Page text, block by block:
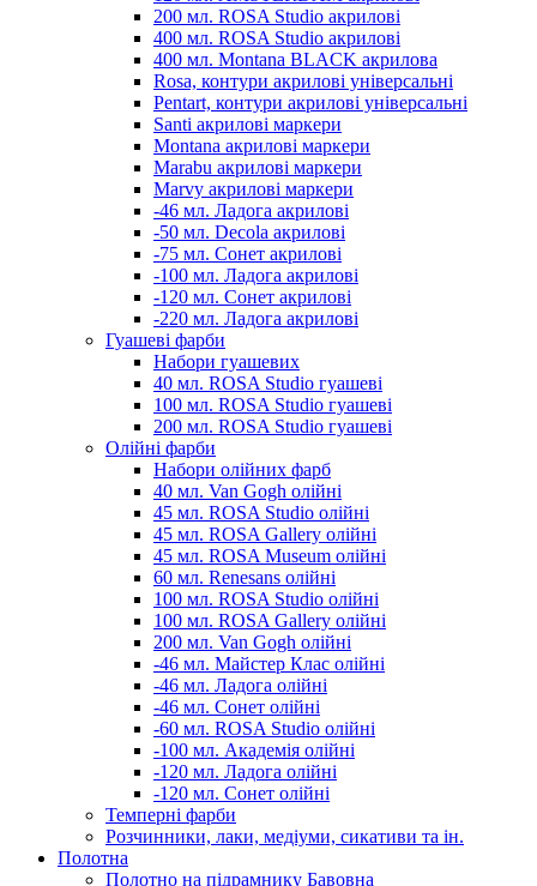
200 мл. ROSA Studio акрилові
400 мл. ROSA Studio акрилові
400 мл. Montana BLACK акрилова
Rosa, контури акрилові універсальні
Pentart, контури акрилові універсальні
Santi акрилові маркери
Montana акрилові маркери
Marabu акрилові маркери
Marvy акрилові маркери
-46 мл. Ладога акрилові
-50 мл. Decola акрилові
-75 мл. Сонет акрилові
-100 мл. Ладога акрилові
-120 мл. Сонет акрилові
-220 мл. Ладога акрилові
Гуашеві фарби
Набори гуашевих
40 мл. ROSA Studio гуашеві
100 мл. ROSA Studio гуашеві
200 мл. ROSA Studio гуашеві
Олійні фарби
Набори олійних фарб
40 мл. Van Gogh олійні
45 мл. ROSA Studio олійні
45 мл. ROSA Gallery олійні
45 мл. ROSA Museum олійні
60 мл. Renesans олійні
100 мл. ROSA Studio олійні
100 мл. ROSA Gallery олійні
200 мл. Van Gogh олійні
-46 мл. Майстер Клас олійні
-46 мл. Ладога олійні
-46 мл. Сонет олійні
-60 мл. ROSA Studio олійні
-100 мл. Академія олійні
-120 мл. Ладога олійні
-120 мл. Сонет олійні
Темперні фарби
Розчинники, лаки, медіуми, сикативи та ін.
Полотна
Полотно на підрамнику Бавовна